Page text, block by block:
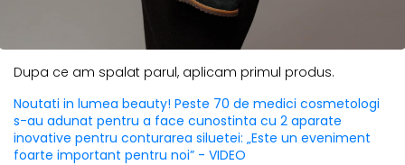
Dupa ce am spalat parul, aplicam primul produs.
Noutati in lumea beauty! Peste 70 de medici cosmetologi
s-au adunat pentru a face cunostinta cu 2 aparate
inovative pentru conturarea siluetei: „Este un eveniment
foarte important pentru noi” - VIDEO